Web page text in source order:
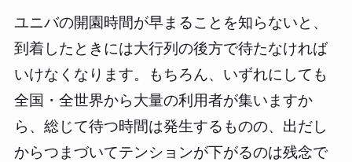
ユニバの開園時間が早まることを知らないと、
到着したときには大行列の後方で待たなければ
いけなくなります。もちろん、いずれにしても
全国・全世界から大量の利用者が集いますか
ら、総じて待つ時間は発生するものの、出だし
からつまづいてテンションが下がるのは残念で